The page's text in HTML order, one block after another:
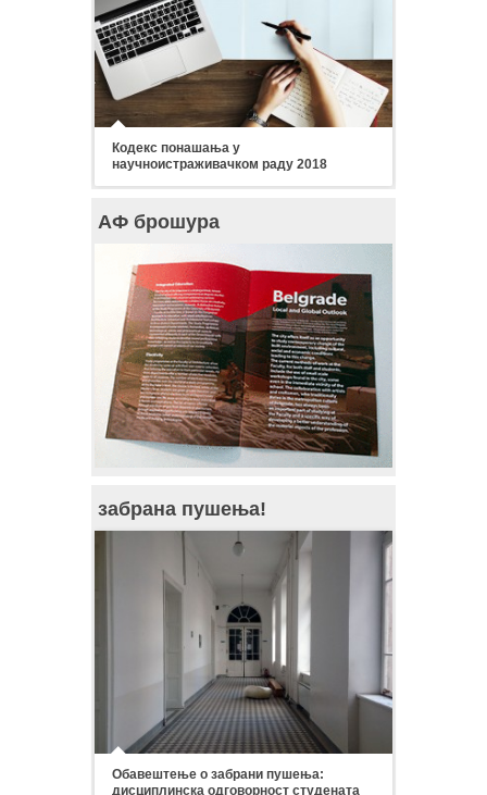
Кодекс понашања у
научноистраживачком раду 2018
АФ брошура
забрана пушења!
Обавештење о забрани пушења:
дисциплинска одговорност студената